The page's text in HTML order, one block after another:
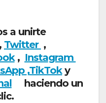
a unirte
, Twitter ,
, Instagram
,TikToky
haciendo un